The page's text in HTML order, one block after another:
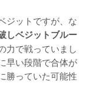
ジットですが、な
しベジットブルー
力で戦っていまし
早い段階で合体が
勝っていた可能性